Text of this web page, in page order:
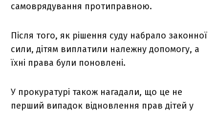
самоврядування протиправною.
Після того, як рішення суду набрало законної
сили, дітям виплатили належну допомогу, а
їхні права були поновлені.
У прокуратурі також нагадали, що це не
перший випадок відновлення прав дітей у